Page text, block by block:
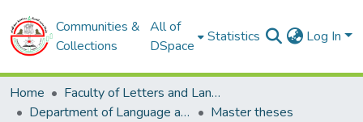
Communities &
Collections
All of
DSpace
Statistics Log In
Home
Faculty of Letters and Languages
Department of Language and Arabic literature
Master theses